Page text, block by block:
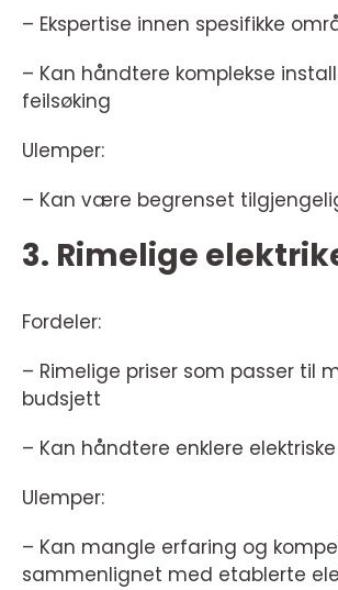
– Ekspertise innen spesifikke
– Kan håndtere komplekse
feilsøking
Ulemper:
– Kan være begrenset
3. Rimelige
Fordeler:
– Rimelige priser som passer til
budsjett
– Kan håndtere enklere
Ulemper:
– Kan mangle erfaring og
sammenlignet med etablerte